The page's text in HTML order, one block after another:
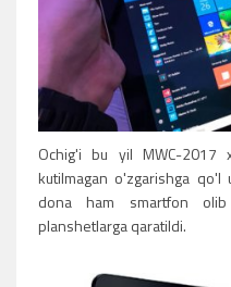
Ochig'i bu yil MWC-2017
kutilmagan o'zgarishga qo'l
dona ham smartfon
planshetlarga qaratildi.